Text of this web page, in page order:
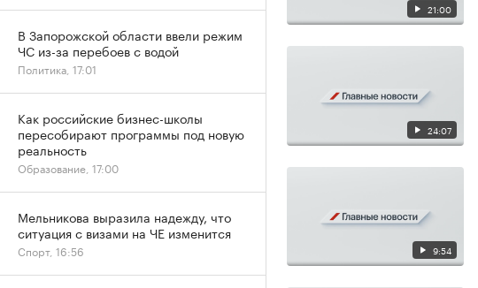
21:00
24:07
9:54
В Запорожской области ввели режим
ЧС из-за перебоев с водой
Политика, 17:01
Как российские бизнес-школы
пересобирают программы под новую
реальность
Образование, 17:00
Мельникова выразила надежду, что
ситуация с визами на ЧЕ изменится
Спорт, 16:56